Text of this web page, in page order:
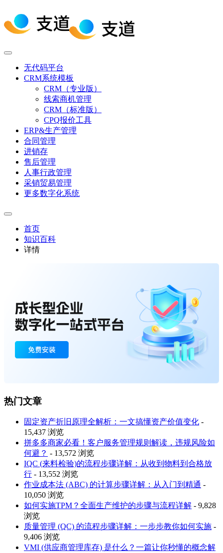
无代码平台
CRM系统模板
CRM（专业版）
线索商机管理
CRM（标准版）
CPQ报价工具
ERP&生产管理
合同管理
进销存
售后管理
人事行政管理
采销贸易管理
更多数字化系统
首页
知识百科
详情
热门文章
固定资产折旧原理全解析：一文搞懂资产价值变化 -
15,437 浏览
拼多多商家必看！客户服务管理规则解读，违规风险如
何避？ - 13,572 浏览
IQC (来料检验)的流程步骤详解：从收到物料到合格放
行 - 13,552 浏览
作业成本法 (ABC) 的计算步骤详解：从入门到精通 -
10,050 浏览
如何实施TPM？全面生产维护的步骤与流程详解 - 9,828
浏览
质量管理 (QC) 的流程步骤详解：一步步教你如何实施 -
9,406 浏览
VMI (供应商管理库存) 是什么？一篇让你秒懂的概念解